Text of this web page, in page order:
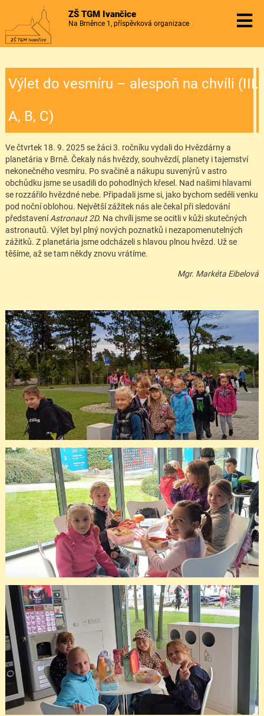
ZŠ TGM Ivančice
Na Brněnce 1, příspěvková organizace
Výlet do vesmíru – alespoň na chvíli (III.
A, B, C)
Ve čtvrtek 18. 9. 2025 se žáci 3. ročníku vydali do Hvězdárny a
planetária v Brně. Čekaly nás hvězdy, souhvězdí, planety i tajemství
nekonečného vesmíru. Po svačině a nákupu suvenýrů v astro
obchůdku jsme se usadili do pohodlných křesel. Nad našimi hlavami
se rozzářilo hvězdné nebe. Připadali jsme si, jako bychom seděli venku
pod noční oblohou. Největší zážitek nás ale čekal při sledování
představeníAstronaut 2D. Na chvíli jsme se ocitli v kůži skutečných
astronautů. Výlet byl plný nových poznatků i nezapomenutelných
zážitků. Z planetária jsme odcházeli s hlavou plnou hvězd. Už se
těšíme, až se tam někdy znovu vrátíme.
Mgr. Markéta Eibelová